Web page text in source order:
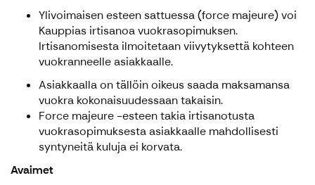
Ylivoimaisen esteen sattuessa (force majeure) voi
Kauppias irtisanoa vuokrasopimuksen.
Irtisanomisesta ilmoitetaan viivytyksettä kohteen
vuokranneelle asiakkaalle.
Asiakkaalla on tällöin oikeus saada maksamansa
vuokra kokonaisuudessaan takaisin.
Force majeure -esteen takia irtisanotusta
vuokrasopimuksesta asiakkaalle mahdollisesti
syntyneitä kuluja ei korvata.
Avaimet